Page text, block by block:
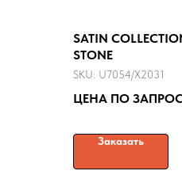
SATIN
STONE
SKU: U7054/X2031
ЦЕНА ПО
Заказать